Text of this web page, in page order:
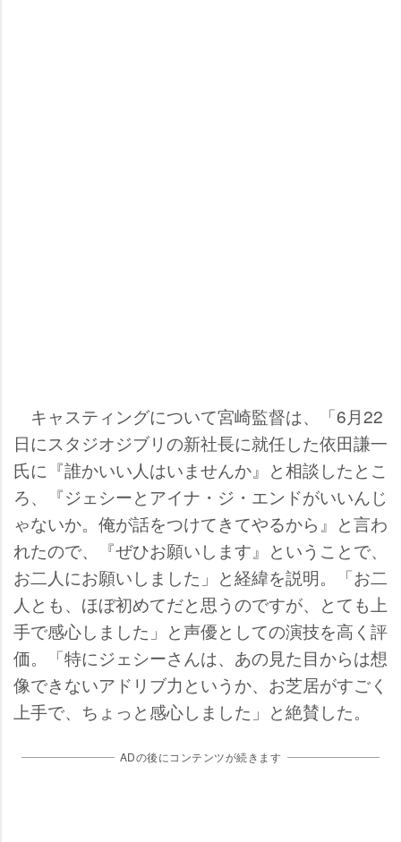
キャスティングについて宮崎監督は、「6月22
日にスタジオジブリの新社長に就任した依田謙一
氏に『誰かいい人はいませんか』と相談したとこ
ろ、『ジェシーとアイナ・ジ・エンドがいいんじ
ゃないか。俺が話をつけてきてやるから』と言わ
れたので、『ぜひお願いします』ということで、
お二人にお願いしました」と経緯を説明。「お二
人とも、ほぼ初めてだと思うのですが、とても上
手で感心しました」と声優としての演技を高く評
価。「特にジェシーさんは、あの見た目からは想
像できないアドリブ力というか、お芝居がすごく
上手で、ちょっと感心しました」と絶賛した。
ADの後にコンテンツが続きます